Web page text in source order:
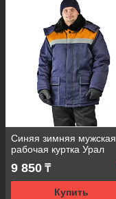
Синяя зимняя мужская
рабочая куртка Урал
9 850 ₸
Купить